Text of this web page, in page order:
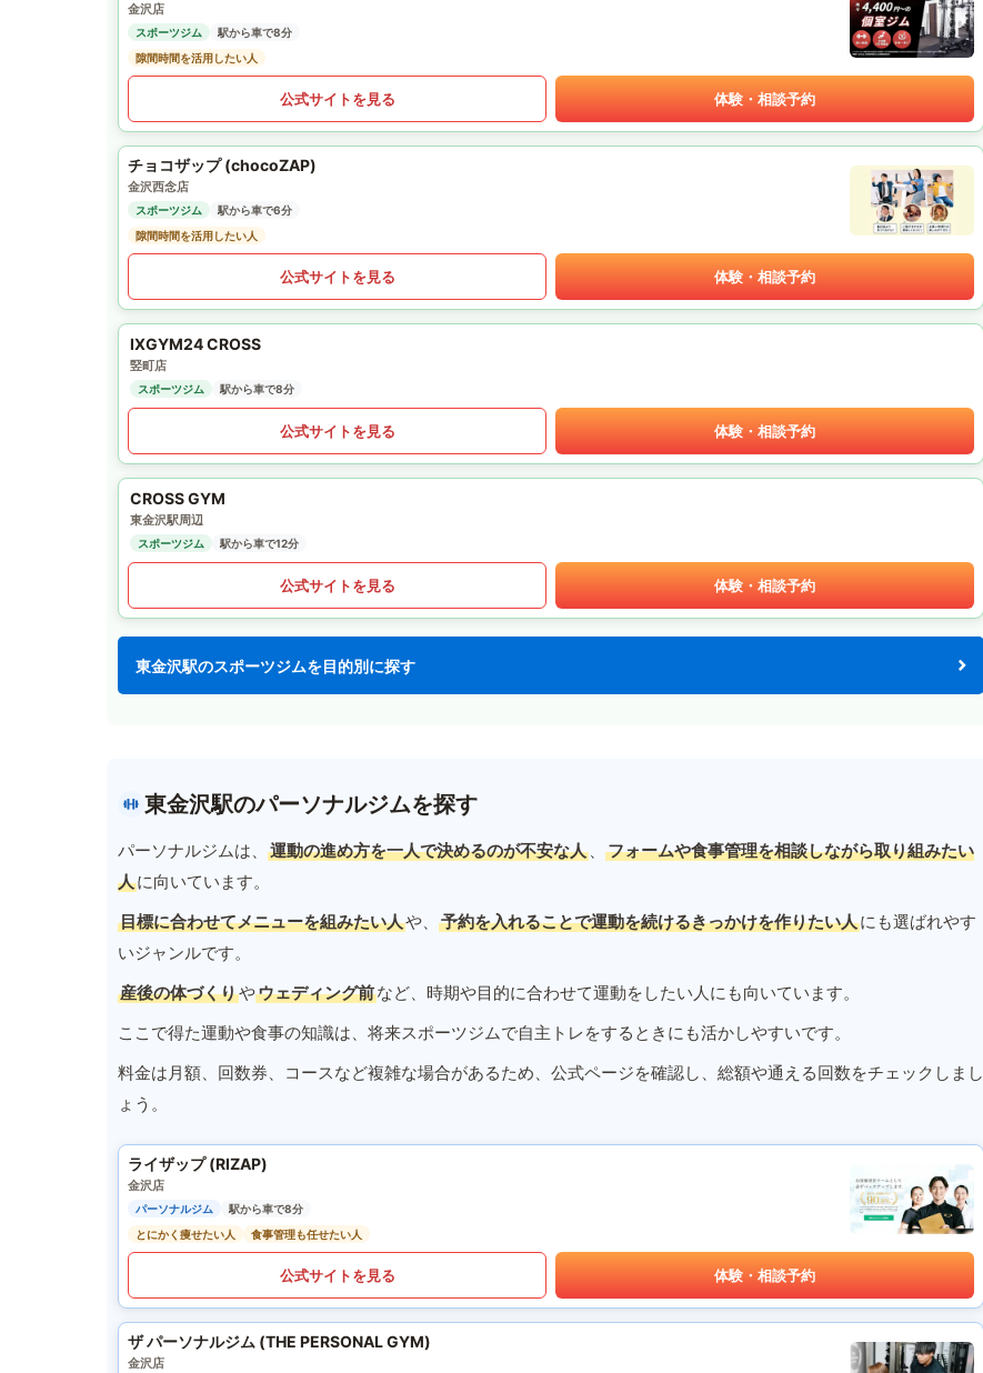
金沢店
スポーツジム
駅から車で8分
隙間時間を活用したい人
公式サイトを見る 体験・相談予約
チョコザップ (chocoZAP)
金沢西念店
スポーツジム
駅から車で6分
隙間時間を活用したい人
公式サイトを見る 体験・相談予約
IXGYM24 CROSS
竪町店
スポーツジム 駅から車で8分
公式サイトを見る 体験・相談予約
CROSS GYM
東金沢駅周辺
スポーツジム 駅から車で12分
公式サイトを見る 体験・相談予約
東金沢駅のスポーツジムを目的別に探す
東金沢駅のパーソナルジムを探す
パーソナルジムは、 運動の進め方を一人で決めるのが不安な人 、
フォームや食事管理を相談しながら取り組みたい
人に向いています。
目標に合わせてメニューを組みたい人や、 予約を入れることで運動を続けるきっかけを作りたい人にも選ばれやす
いジャンルです。
産後の体づくりやウェディング前など、時期や目的に合わせて運動をしたい人にも向いています。
ここで得た運動や食事の知識は、将来スポーツジムで自主トレをするときにも活かしやすいです。
料金は月額、回数券、コースなど複雑な場合があるため、公式ページを確認し、総額や通える回数をチェックしまし
ょう。
ライザップ (RIZAP)
金沢店
パーソナルジム
駅から車で8分
とにかく痩せたい人
食事管理も任せたい人
公式サイトを見る 体験・相談予約
ザ パーソナルジム (THE PERSONAL GYM)
金沢店